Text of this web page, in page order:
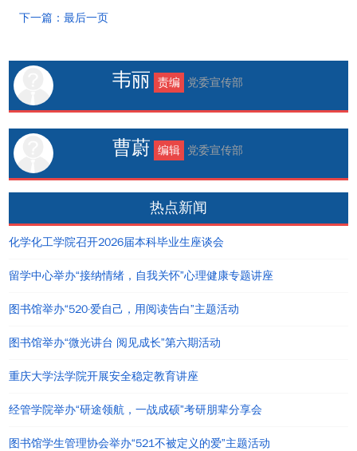
下一篇：最后一页
韦丽 责编 党委宣传部
曹蔚 编辑 党委宣传部
热点新闻
化学化工学院召开2026届本科毕业生座谈会
留学中心举办“接纳情绪，自我关怀”心理健康专题讲座
图书馆举办“520·爱自己，用阅读告白”主题活动
图书馆举办“微光讲台 阅见成长”第六期活动
重庆大学法学院开展安全稳定教育讲座
经管学院举办“研途领航，一战成硕”考研朋辈分享会
图书馆学生管理协会举办“521不被定义的爱”主题活动